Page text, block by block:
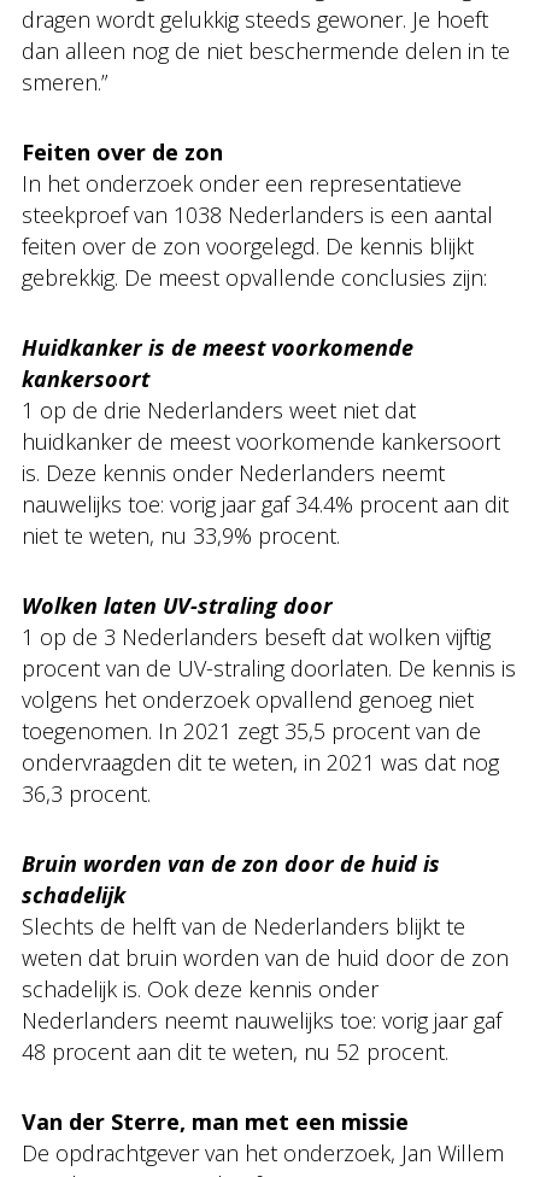
dragen wordt gelukkig steeds gewoner. Je hoeft
dan alleen nog de niet beschermende delen in te
smeren.”
Feiten over de zon
In het onderzoek onder een representatieve
steekproef van 1038 Nederlanders is een aantal
feiten over de zon voorgelegd. De kennis blijkt
gebrekkig. De meest opvallende conclusies zijn:
Huidkanker is de meest voorkomende
kankersoort
1 op de drie Nederlanders weet niet dat
huidkanker de meest voorkomende kankersoort
is. Deze kennis onder Nederlanders neemt
nauwelijks toe: vorig jaar gaf 34.4% procent aan dit
niet te weten, nu 33,9% procent.
Wolken laten UV-straling door
1 op de 3 Nederlanders beseft dat wolken vijftig
procent van de UV-straling doorlaten. De kennis is
volgens het onderzoek opvallend genoeg niet
toegenomen. In 2021 zegt 35,5 procent van de
ondervraagden dit te weten, in 2021 was dat nog
36,3 procent.
Bruin worden van de zon door de huid is
schadelijk
Slechts de helft van de Nederlanders blijkt te
weten dat bruin worden van de huid door de zon
schadelijk is. Ook deze kennis onder
Nederlanders neemt nauwelijks toe: vorig jaar gaf
48 procent aan dit te weten, nu 52 procent.
Van der Sterre, man met een missie
De opdrachtgever van het onderzoek, Jan Willem